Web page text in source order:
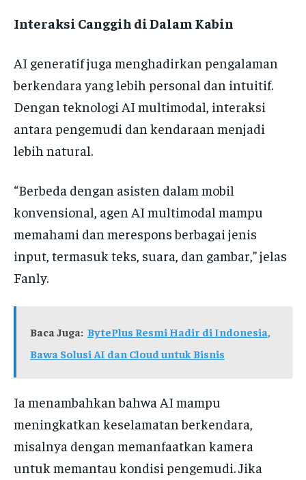
Interaksi Canggih di Dalam Kabin
AI generatif juga menghadirkan pengalaman
berkendara yang lebih personal dan intuitif.
Dengan teknologi AI multimodal, interaksi
antara pengemudi dan kendaraan menjadi
lebih natural.
“Berbeda dengan asisten dalam mobil
konvensional, agen AI multimodal mampu
memahami dan merespons berbagai jenis
input, termasuk teks, suara, dan gambar,” jelas
Fanly.
Baca Juga: BytePlus Resmi Hadir di Indonesia,
Bawa Solusi AI dan Cloud untuk Bisnis
Ia menambahkan bahwa AI mampu
meningkatkan keselamatan berkendara,
misalnya dengan memanfaatkan kamera
untuk memantau kondisi pengemudi. Jika